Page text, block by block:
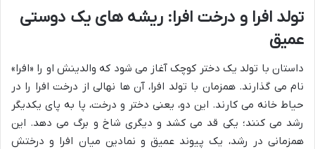
تولد افرا و درخت افرا: ریشه های یک دوستی
عمیق
داستان با تولد یک دختر کوچک آغاز می شود که والدینش او را «افرا»
نام می گذارند. همزمان با تولد افرا، آن ها نهالی از درخت افرا را در
حیاط خانه می کارند. این دو، یعنی دختر و درخت، پا به پای یکدیگر
رشد می کنند؛ یکی قد می کشد و دیگری شاخ و برگ می دهد. این
همزمانی در رشد، یک پیوند عمیق و نمادین میان افرا و درختش